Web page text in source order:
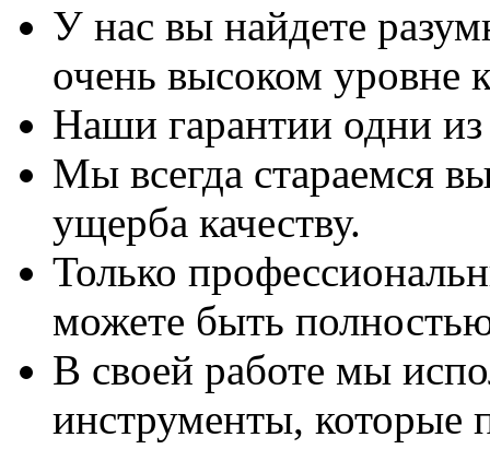
У нас вы найдете
очень высоком уровне
Наши гарантии одни
Мы всегда стараемся
ущерба качеству.
Только
можете быть
В своей работе мы
инструменты, которые